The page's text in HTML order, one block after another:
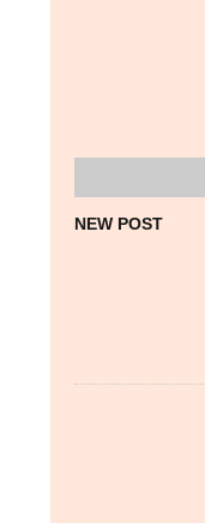
NEW POST